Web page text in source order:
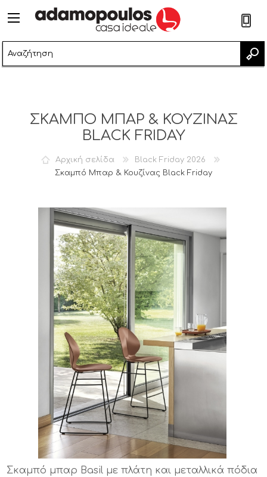
ΣΚΑΜΠΌ ΜΠΑΡ & ΚΟΥΖΊΝΑΣ
BLACK FRIDAY
Αρχική σελίδα
Black Friday 2026
Σκαμπό Μπαρ & Κουζίνας Black Friday
Σκαμπό μπαρ Basil με πλάτη και μεταλλικά πόδια